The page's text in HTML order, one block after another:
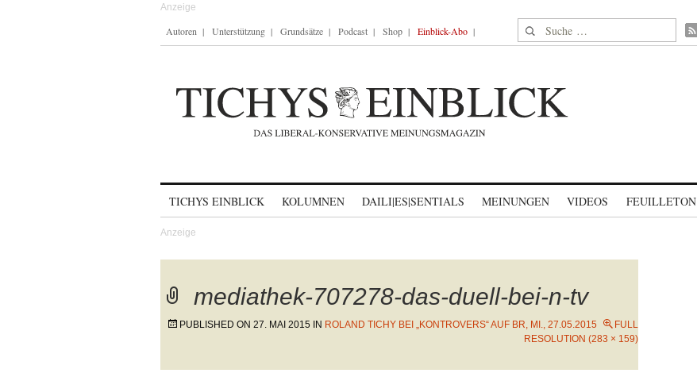
Autoren Unterstützung Grundsätze Podcast Shop Einblick-Abo Suche nach:
TICHYS EINBLICK KOLUMNEN DAILI|ES|SENTIALS MEINUNGEN VIDEOS FEUILLETON
mediathek-707278-das-duell-bei-n-tv
PUBLISHED ON 27. MAI 2015 IN ROLAND TICHY BEI „KONTROVERS“ AUF BR, MI., 27.05.2015
FULL
RESOLUTION (283 × 159)